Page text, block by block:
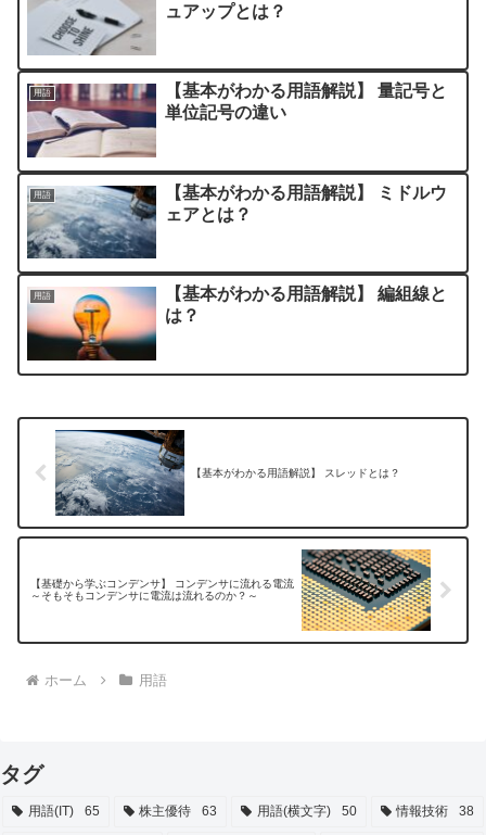
ュアップとは？
用語
【基本がわかる用語解説】 量記号と
単位記号の違い
用語
【基本がわかる用語解説】 ミドルウ
ェアとは？
用語
【基本がわかる用語解説】 編組線と
は？
【基本がわかる用語解説】 スレッドとは？
【基礎から学ぶコンデンサ】 コンデンサに流れる電流
～そもそもコンデンサに電流は流れるのか？～
ホーム 用語
タグ
用語(IT) 65 株主優待 63 用語(横文字) 50 情報技術 38